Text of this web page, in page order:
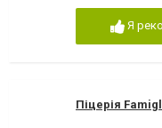
Я
Піцерія